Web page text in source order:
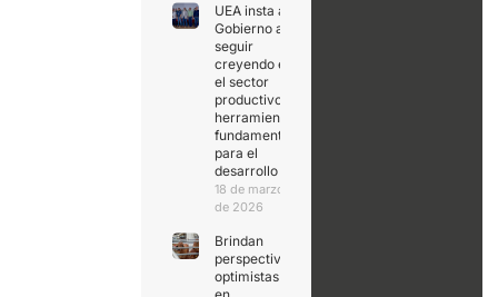
UEA insta al
Gobierno a
seguir
creyendo en
el sector
productivo,
herramienta
fundamental
para el
desarrollo
18 de marzo
de 2026
Brindan
perspectivas
optimistas